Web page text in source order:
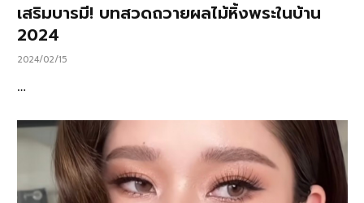
เสริมบารมี! บทสวดถวายผลไม้หิ้งพระในบ้าน
2024
2024/02/15
…